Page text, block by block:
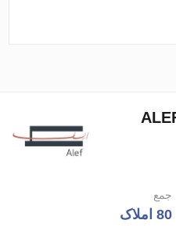
جمع
80 املاک